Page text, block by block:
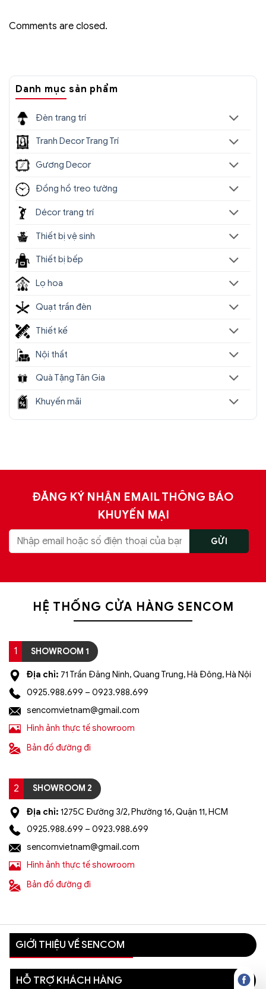
Comments are closed.
Danh mục sản phẩm
Đèn trang trí
Tranh Decor Trang Trí
Gương Decor
Đồng hồ treo tường
Décor trang trí
Thiết bị vệ sinh
Thiết bị bếp
Lọ hoa
Quạt trần đèn
Thiết kế
Nội thất
Quà Tặng Tân Gia
Khuyến mãi
ĐĂNG KÝ NHẬN EMAIL THÔNG BÁO
KHUYẾN MẠI
HỆ THỐNG CỬA HÀNG SENCOM
1 SHOWROOM 1
Địa chỉ: 71 Trần Đăng Ninh, Quang Trung, Hà Đông, Hà Nội
0925.988.699 – 0923.988.699
sencomvietnam@gmail.com
Hình ảnh thực tế showroom
Bản đồ đường đi
2 SHOWROOM 2
Địa chỉ: 1275C Đường 3/2, Phường 16, Quận 11, HCM
0925.988.699 – 0923.988.699
sencomvietnam@gmail.com
Hình ảnh thực tế showroom
Bản đồ đường đi
GIỚI THIỆU VỀ SENCOM
HỖ TRỢ KHÁCH HÀNG